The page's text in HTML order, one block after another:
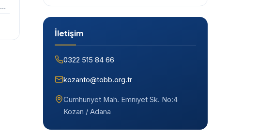
İletişim
0322 515 84 66
kozanto@tobb.org.tr
Cumhuriyet Mah. Emniyet Sk. No:4
Kozan / Adana